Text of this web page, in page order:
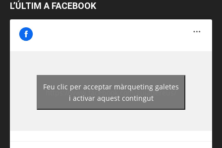
L’ÚLTIM A FACEBOOK
https://www.facebook.com/guiadereus/
Feu clic per acceptar màrqueting galetes
i activar aquest contingut